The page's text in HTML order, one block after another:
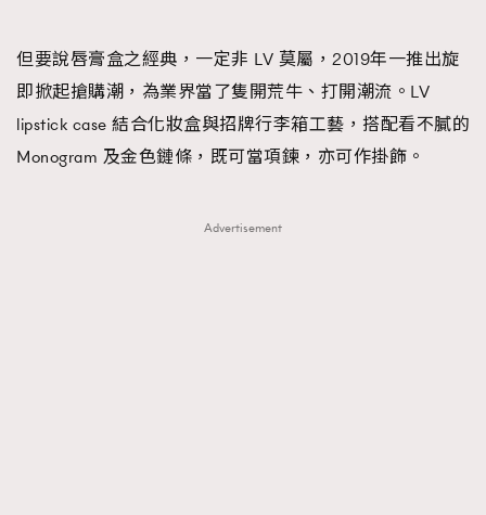
但要說唇膏盒之經典，一定非 LV 莫屬，2019年一推出旋
即掀起搶購潮，為業界當了隻開荒牛、打開潮流。LV
lipstick case 結合化妝盒與招牌行李箱工藝，搭配看不膩的
Monogram 及金色鏈條，既可當項鍊，亦可作掛飾。
Advertisement